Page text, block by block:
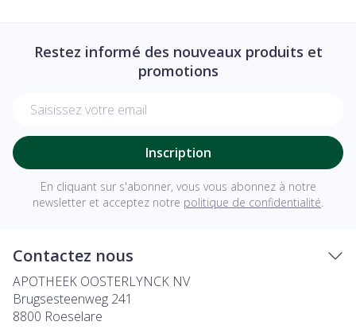
Restez informé des nouveaux produits et
promotions
Inscription
En cliquant sur s'abonner, vous vous abonnez à notre
newsletter et acceptez notre politique de confidentialité.
Contactez nous
APOTHEEK OOSTERLYNCK NV
Brugsesteenweg 241
8800 Roeselare